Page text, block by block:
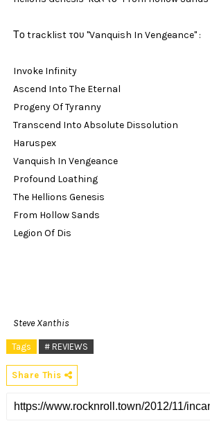
Το tracklist του "Vanquish In Vengeance" :
Invoke Infinity
Ascend Into The Eternal
Progeny Of Tyranny
Transcend Into Absolute Dissolution
Haruspex
Vanquish In Vengeance
Profound Loathing
The Hellions Genesis
From Hollow Sands
Legion Of Dis
Steve Xanthis
Tags # REVIEWS
Share This